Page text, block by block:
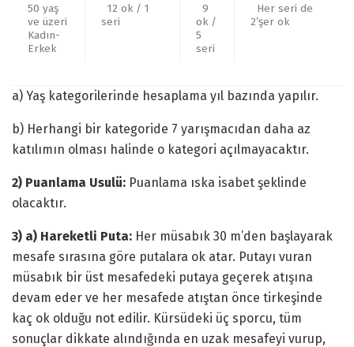
50 yaş
ve üzeri
Kadın-
Erkek
12 ok / 1
seri
9
ok /
5
seri
Her seri de
2’şer ok
a) Yaş kategorilerinde hesaplama yıl bazında yapılır.
b) Herhangi bir kategoride 7 yarışmacıdan daha az
katılımın olması halinde o kategori açılmayacaktır.
2) Puanlama Usulü: Puanlama ıska isabet şeklinde
olacaktır.
3) a) Hareketli Puta: Her müsabık 30 m’den başlayarak
mesafe sırasına göre putalara ok atar. Putayı vuran
müsabık bir üst mesafedeki putaya geçerek atışına
devam eder ve her mesafede atıştan önce tirkeşinde
kaç ok olduğu not edilir. Kürsüdeki üç sporcu, tüm
sonuçlar dikkate alındığında en uzak mesafeyi vurup,